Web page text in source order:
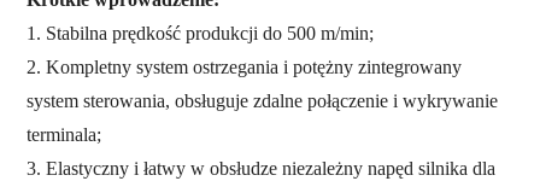
1. Stabilna prędkość produkcji do 500 m/min;
2. Kompletny system ostrzegania i potężny zintegrowany
system sterowania, obsługuje zdalne połączenie i wykrywanie
terminala;
3. Elastyczny i łatwy w obsłudze niezależny napęd silnika dla